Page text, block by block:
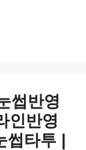
썹반영
인반영
타투 |